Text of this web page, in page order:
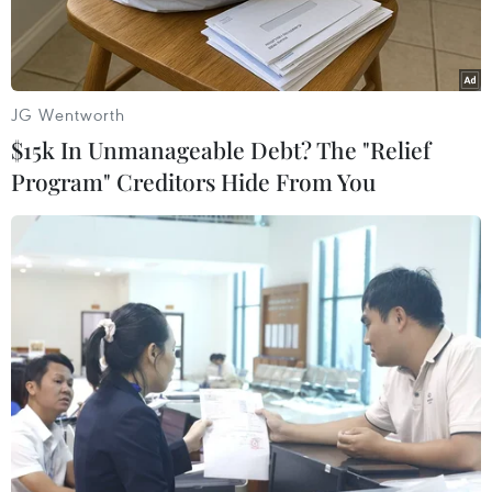
(Ảnh minh họa, nguồn: The Verge)
Chiều tối nay, 10/9, Sở Giáo dục và Đào tạo Hà
Nội đã chính thức thông tin tới báo chí về
trường hợp một học sinh tiểu học bị điện giật tử
vong khi học trực tuyến.
JG Wentworth
$15k In Unmanageable Debt? The "Relief
Program" Creditors Hide From You